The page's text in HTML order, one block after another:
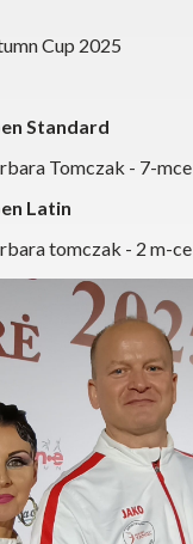
Cup 2025
Standard
Tomczak - 7-mce
Latin
tomczak - 2 m-ce